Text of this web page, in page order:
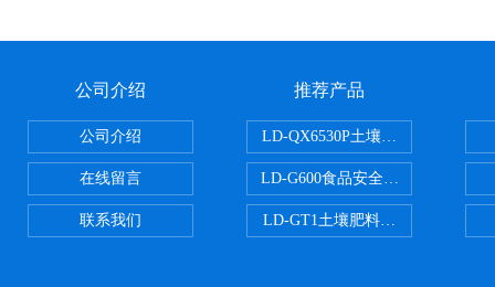
公司介绍
公司介绍
在线留言
联系我们
推荐产品
LD-QX6530P土壤氧化还原电位检
LD-G600食品安全检测仪
LD-GT1土壤肥料养分检测仪